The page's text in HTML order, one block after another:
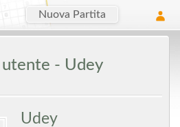
Nuova Partita
utente - Udey
Udey